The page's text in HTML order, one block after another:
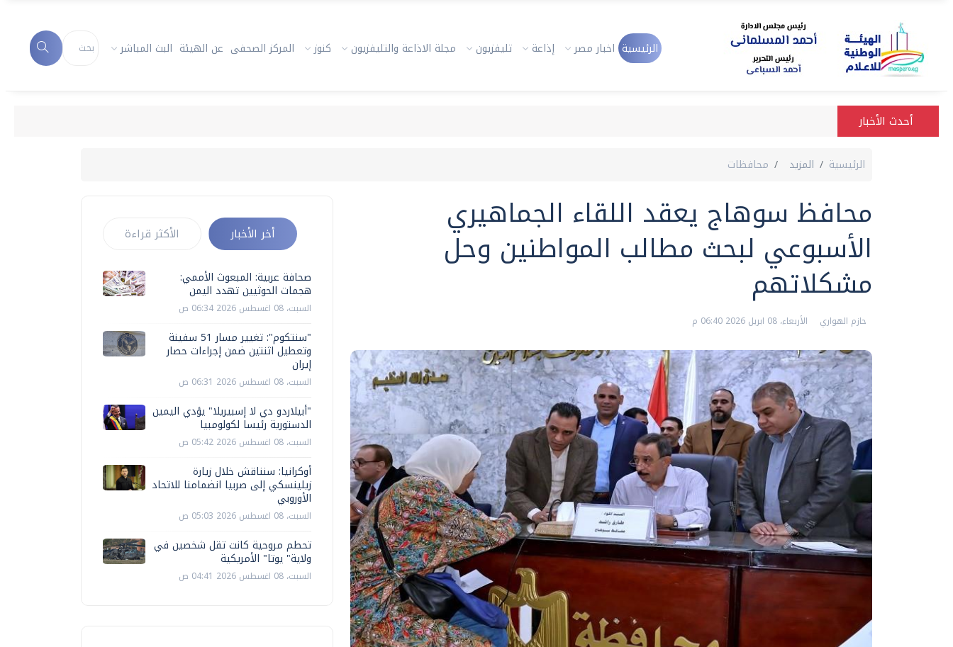
الرئيسية اخبار مصر إذاعة تليفزيون مجلة الاذاعة والتليفزيون كنوز المركز الصحفى عن الهيئة البث المباشر
أحدث الأخبار
الرئيسية المزيد محافظات
محافظ سوهاج يعقد اللقاء الجماهيري
الأسبوعي لبحث مطالب المواطنين وحل
مشكلاتهم
حازم الهواري الأربعاء، 08 ابريل 2026 06:40 م
أخر الأخبار الأكثر قراءة
صحافة عربية: المبعوث الأممي:
هجمات الحوثيين تهدد اليمن
السبت، 08 اغسطس 2026 06:34 ص
"سنتكوم": تغيير مسار 51 سفينة
وتعطيل اثنتين ضمن إجراءات حصار
إيران
السبت، 08 اغسطس 2026 06:31 ص
"أبيلاردو دي لا إسبيريلا" يؤدي اليمين
الدستورية رئيسا لكولومبيا
السبت، 08 اغسطس 2026 05:42 ص
أوكرانيا: سنناقش خلال زيارة
زيلينسكي إلى صربيا انضمامنا للاتحاد
الأوروبي
السبت، 08 اغسطس 2026 05:03 ص
تحطم مروحية كانت تقل شخصين في
ولاية" يوتا" الأمريكية
السبت، 08 اغسطس 2026 04:41 ص